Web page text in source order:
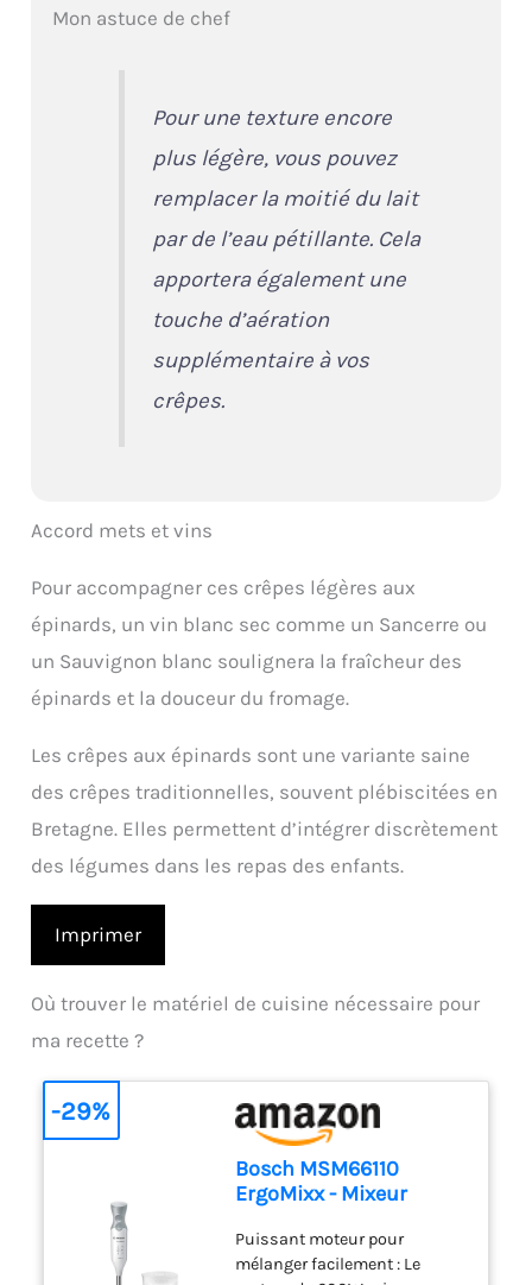
Mon astuce de chef
Pour une texture encore
plus légère, vous pouvez
remplacer la moitié du lait
par de l’eau pétillante. Cela
apportera également une
touche d’aération
supplémentaire à vos
crêpes.
Accord mets et vins
Pour accompagner ces crêpes légères aux
épinards, un vin blanc sec comme un Sancerre ou
un Sauvignon blanc soulignera la fraîcheur des
épinards et la douceur du fromage.
Les crêpes aux épinards sont une variante saine
des crêpes traditionnelles, souvent plébiscitées en
Bretagne. Elles permettent d’intégrer discrètement
des légumes dans les repas des enfants.
Imprimer
Où trouver le matériel de cuisine nécessaire pour
ma recette ?
Bosch MSM66110
ErgoMixx - Mixeur
Puissant moteur pour
mélanger facilement : Le
-29%